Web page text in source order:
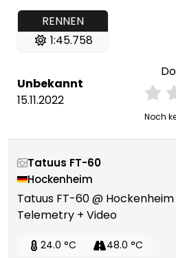
RENNEN
1:45.758
Unbekannt
15.11.2022
Noch
Tatuus FT-60
Hockenheim
Tatuus FT-60 @ Hockenheim
Telemetry + Video
24.0 °C 48.0 °C